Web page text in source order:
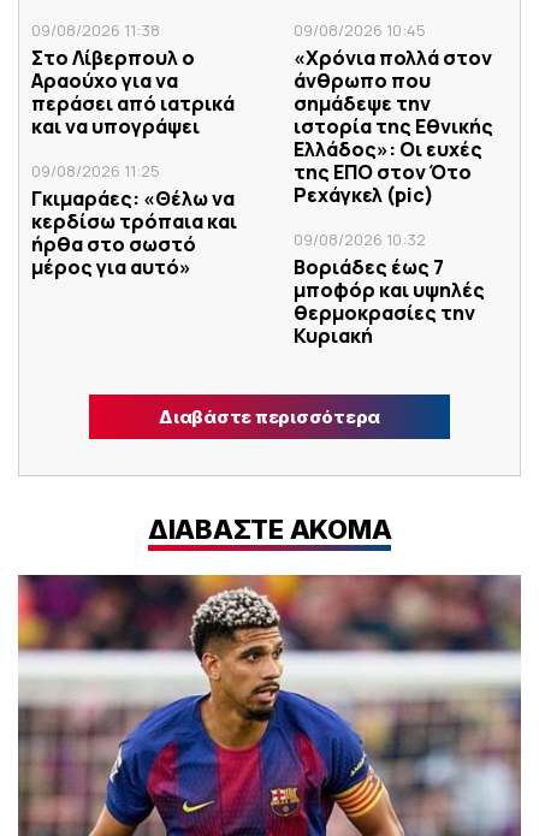
09/08/2026 11:38
Στο Λίβερπουλ ο
Αραούχο για να
περάσει από ιατρικά
και να υπογράψει
09/08/2026 11:25
Γκιμαράες: «Θέλω να
κερδίσω τρόπαια και
ήρθα στο σωστό
μέρος για αυτό»
09/08/2026 10:45
«Χρόνια πολλά στον
άνθρωπο που
σημάδεψε την
ιστορία της Εθνικής
Ελλάδος»: Οι ευχές
της ΕΠΟ στον Ότο
Ρεχάγκελ (pic)
09/08/2026 10:32
Βοριάδες έως 7
μποφόρ και υψηλές
θερμοκρασίες την
Κυριακή
Διαβάστε περισσότερα
ΔΙΑΒΑΣΤΕ ΑΚΟΜΑ